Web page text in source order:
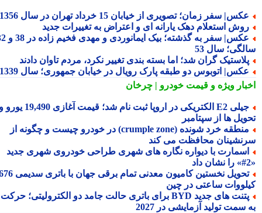
سفر زمان؛ تصویری از خیابان 15 خرداد تهران در سال 1356
استعلام دهک یارانه ای و اعتراض به تغییرات جدید
عکس| سفر به گذشته؛ بیک ایمانوردی و مهدی فخیم زاده در 38 و 32
سال 53
گران شد؛ اما بسته بندی تغییر نکرد، مردم تاوان دادند
اتوبوس دو طبقه پارک رویال در خیابان جمهوری؛ سال 1339
ویژهو قیمت خودرو | چرخان
جیلی E2 الکتریکی در اروپا ثبت نام شد؛ قیمت آغازی 19,490 یورو و
ها از سپتامبر
منطقه خرد شونده (crumple zone) در خودرو چیست و چگونه از
محافظت می کند
با دیواره نگاره های شهری طراحی خودروی شهری جدید
تحویل نخستین کامیون معدنی تمام برقی جهان با باتری سدیمی 676
ساعتی در چین
پتنت های جدید BYD برای باتری حالت جامد دو الکترولیتی؛ حرکت
سمت تولید آزمایشی در 2027